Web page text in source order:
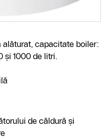
alăturat, capacitate boiler:
şi 1000 de litri.
de căldură şi